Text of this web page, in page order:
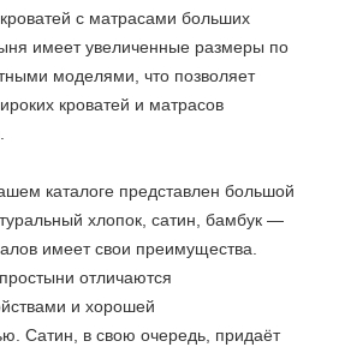
с матрасами больших
имеет увеличенные размеры по
моделями, что позволяет
кроватей и матрасов
каталоге представлен большой
хлопок, сатин, бамбук —
имеет свои преимущества.
отличаются
и хорошей
Сатин, в свою очередь, придаёт